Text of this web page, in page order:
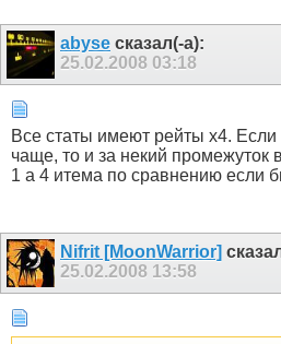
abyse сказал(-а):
25.02.2008 03:18
Все статы имеют рейты x4. Если
чаще, то и за некий
1 а 4 итема по сравнению если
Nifrit [MoonWarrior]
25.02.2008 13:58